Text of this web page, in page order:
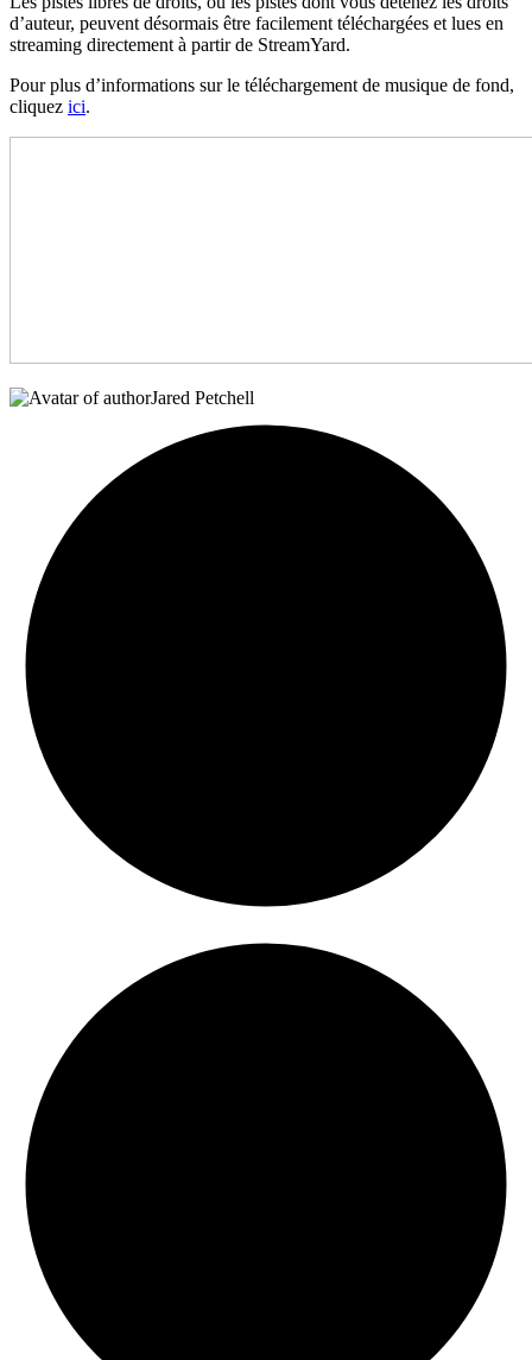
d’auteur, peuvent désormais être facilement téléchargées et lues en
streaming directement à partir de StreamYard.
Pour plus d’informations sur le téléchargement de musique de fond,
cliquez ici.
Jared Petchell